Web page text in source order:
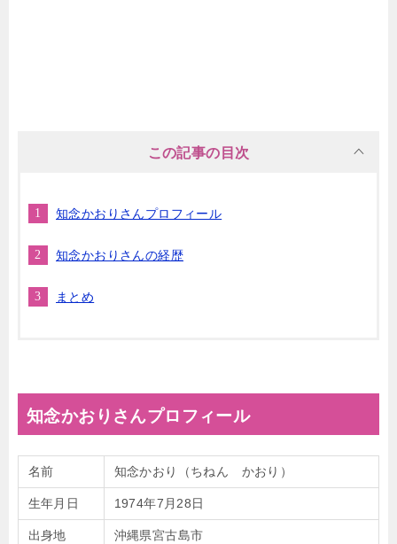
この記事の目次
知念かおりさんプロフィール
知念かおりさんの経歴
まとめ
知念かおりさんプロフィール
名前 知念かおり（ちねん かおり）
生年月日 1974年7月28日
出身地 沖縄県宮古島市